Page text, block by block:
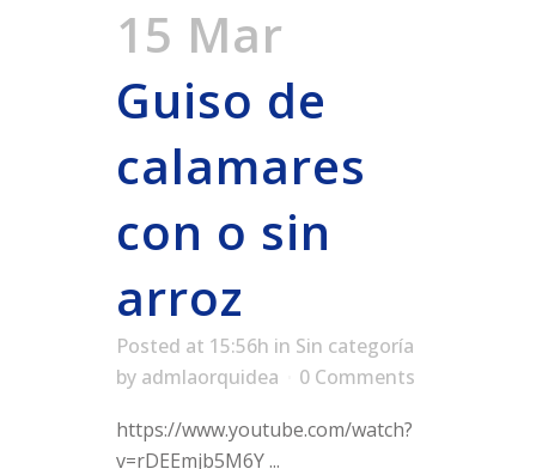
15 Mar
Guiso de
calamares
con o sin
arroz
Posted at 15:56h in Sin categoría
by admlaorquidea
0 Comments
https://www.youtube.com/watch?
v=rDEEmjb5M6Y ...